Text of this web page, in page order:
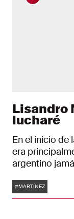
Lisandro
lucharé
En el inicio de
era
argentino
Etiquetas
#MARTÍNEZ